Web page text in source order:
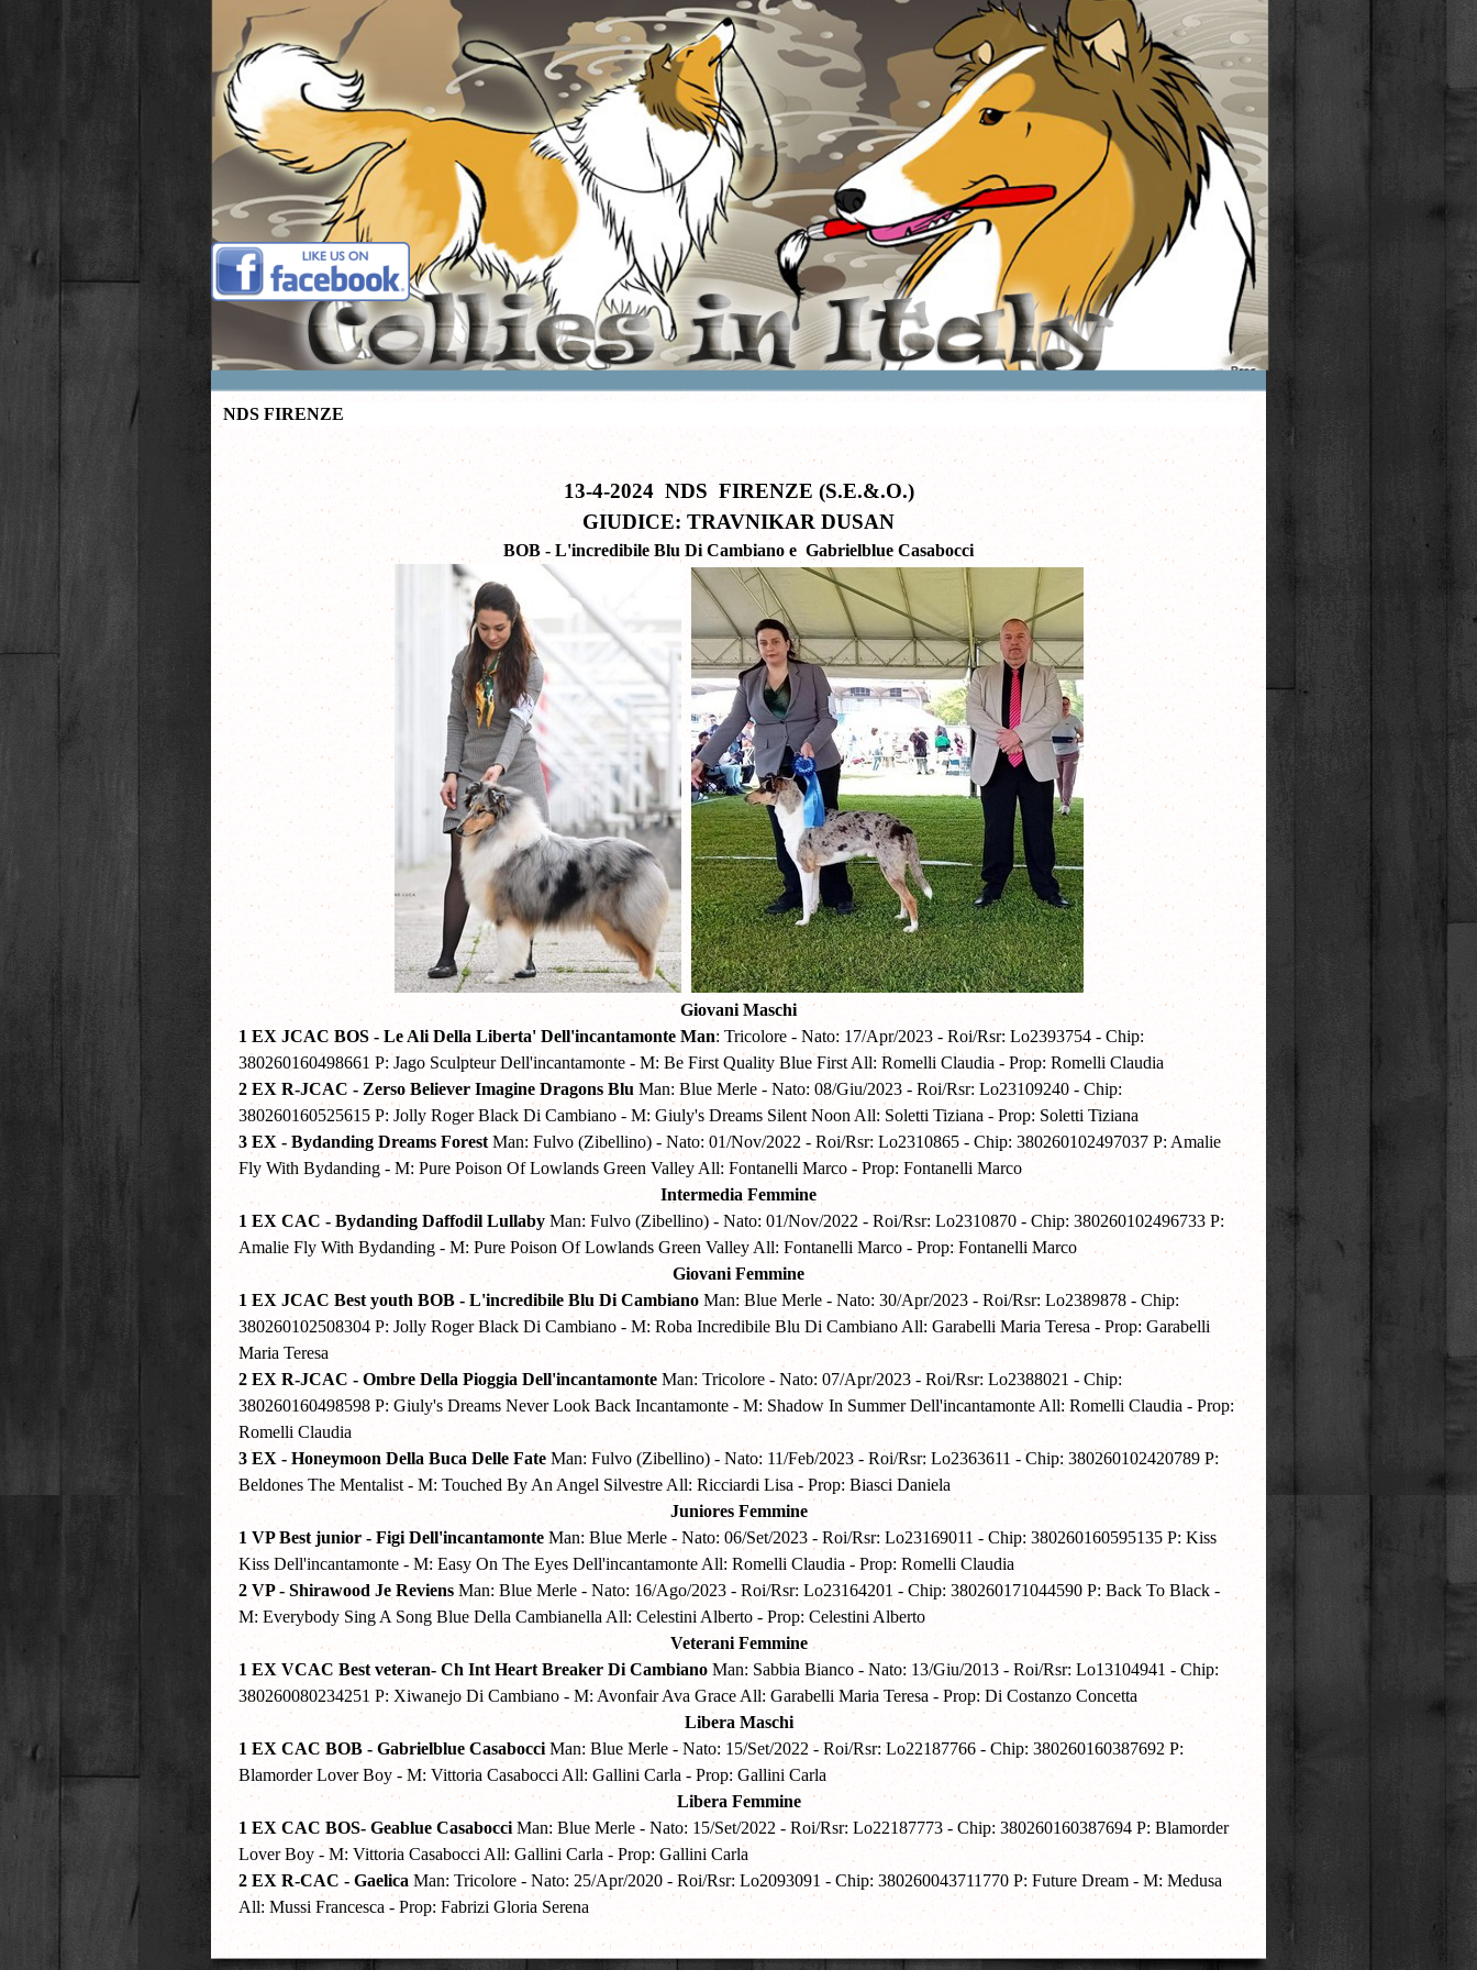
NDS FIRENZE
13-4-2024 NDS FIRENZE (S.E.&.O.)
GIUDICE: TRAVNIKAR DUSAN
BOB - L'incredibile Blu Di Cambiano e Gabrielblue Casabocci
Giovani Maschi
1 EX JCAC BOS - Le Ali Della Liberta' Dell'incantamonte Man: Tricolore - Nato: 17/Apr/2023 - Roi/Rsr: Lo2393754 - Chip:
380260160498661 P: Jago Sculpteur Dell'incantamonte - M: Be First Quality Blue First All: Romelli Claudia - Prop: Romelli Claudia
2 EX R-JCAC - Zerso Believer Imagine Dragons Blu Man: Blue Merle - Nato: 08/Giu/2023 - Roi/Rsr: Lo23109240 - Chip:
380260160525615 P: Jolly Roger Black Di Cambiano - M: Giuly's Dreams Silent Noon All: Soletti Tiziana - Prop: Soletti Tiziana
3 EX - Bydanding Dreams ForestMan: Fulvo (Zibellino) - Nato: 01/Nov/2022 - Roi/Rsr: Lo2310865 - Chip: 380260102497037 P: Amalie
Fly With Bydanding - M: Pure Poison Of Lowlands Green Valley All: Fontanelli Marco - Prop: Fontanelli Marco
Intermedia Femmine
1 EX CAC - Bydanding Daffodil Lullaby Man: Fulvo (Zibellino) - Nato: 01/Nov/2022 - Roi/Rsr: Lo2310870 - Chip: 380260102496733 P:
Amalie Fly With Bydanding - M: Pure Poison Of Lowlands Green Valley All: Fontanelli Marco - Prop: Fontanelli Marco
Giovani Femmine
1 EX JCAC Best youth BOB- L'incredibile Blu Di CambianoMan: Blue Merle - Nato: 30/Apr/2023 - Roi/Rsr: Lo2389878 - Chip:
380260102508304 P: Jolly Roger Black Di Cambiano - M: Roba Incredibile Blu Di Cambiano All: Garabelli Maria Teresa - Prop: Garabelli
Maria Teresa
2 EX R-JCAC - Ombre Della Pioggia Dell'incantamonte Man: Tricolore - Nato: 07/Apr/2023 - Roi/Rsr: Lo2388021 - Chip:
380260160498598 P: Giuly's Dreams Never Look Back Incantamonte - M: Shadow In Summer Dell'incantamonte All: Romelli Claudia - Prop:
Romelli Claudia
3 EX - Honeymoon Della Buca Delle FateMan: Fulvo (Zibellino) - Nato: 11/Feb/2023 - Roi/Rsr: Lo2363611 - Chip: 380260102420789 P:
Beldones The Mentalist - M: Touched By An Angel Silvestre All: Ricciardi Lisa - Prop: Biasci Daniela
Juniores Femmine
1 VP Best junior - Figi Dell'incantamonteMan: Blue Merle - Nato: 06/Set/2023 - Roi/Rsr: Lo23169011 - Chip: 380260160595135 P: Kiss
Kiss Dell'incantamonte - M: Easy On The Eyes Dell'incantamonte All: Romelli Claudia - Prop: Romelli Claudia
2 VP - Shirawood Je Reviens Man: Blue Merle - Nato: 16/Ago/2023 - Roi/Rsr: Lo23164201 - Chip: 380260171044590 P: Back To Black -
M: Everybody Sing A Song Blue Della Cambianella All: Celestini Alberto - Prop: Celestini Alberto
Veterani Femmine
1 EX VCAC Best veteran- Ch Int Heart Breaker Di CambianoMan: Sabbia Bianco - Nato: 13/Giu/2013 - Roi/Rsr: Lo13104941 - Chip:
380260080234251 P: Xiwanejo Di Cambiano - M: Avonfair Ava Grace All: Garabelli Maria Teresa - Prop: Di Costanzo Concetta
Libera Maschi
1 EX CAC BOB - Gabrielblue CasabocciMan: Blue Merle - Nato: 15/Set/2022 - Roi/Rsr: Lo22187766 - Chip: 380260160387692 P:
Blamorder Lover Boy - M: Vittoria Casabocci All: Gallini Carla - Prop: Gallini Carla
Libera Femmine
1 EX CAC BOS- Geablue CasabocciMan: Blue Merle - Nato: 15/Set/2022 - Roi/Rsr: Lo22187773 - Chip: 380260160387694 P: Blamorder
Lover Boy - M: Vittoria Casabocci All: Gallini Carla - Prop: Gallini Carla
2 EX R-CAC - Gaelica Man: Tricolore - Nato: 25/Apr/2020 - Roi/Rsr: Lo2093091 - Chip: 380260043711770 P: Future Dream - M: Medusa
All: Mussi Francesca - Prop: Fabrizi Gloria Serena